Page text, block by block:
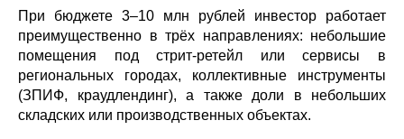
При бюджете 3–10 млн рублей инвестор работает
преимущественно в трёх направлениях: небольшие
помещения под стрит-ретейл или сервисы в
региональных городах, коллективные инструменты
(ЗПИФ, краудлендинг), а также доли в небольших
складских или производственных объектах.